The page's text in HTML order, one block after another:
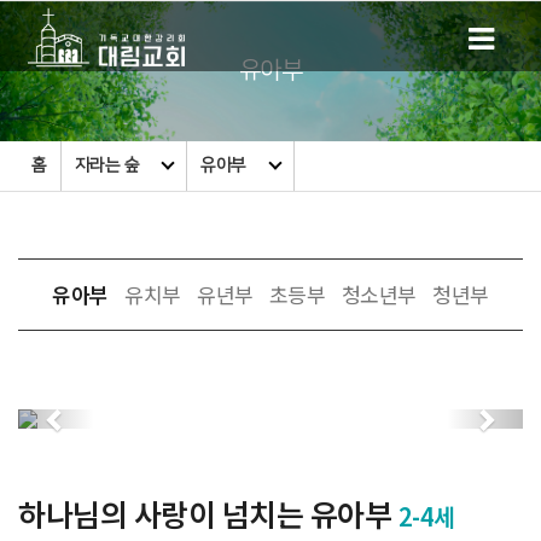
유아부
홈 자라는 숲 유아부
유아부 유치부 유년부 초등부 청소년부 청년부
Previous Next
하나님의 사랑이 넘치는 유아부 2-4세